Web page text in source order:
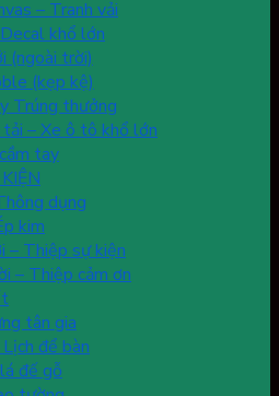
– Tranh vải
khổ lớn
(ngoài trời)
(kẹp kệ)
Trúng thưởng
– Xe ô tô khổ lớn
tay
dụng
kim
– Thiệp sự kiện
– Thiệp cảm ơn
tân gia
để bàn
đế gỗ